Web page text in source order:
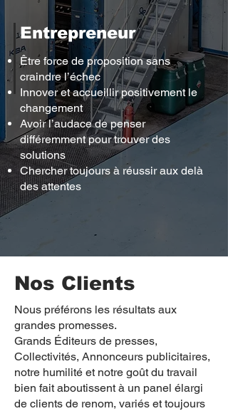
Entrepreneur
Être force de proposition sans
craindre l’échec
Innover et accueillir positivement le
changement
Avoir l’audace de penser
différemment pour trouver des
solutions
Chercher toujours à réussir aux delà
des attentes
Nos Clients
Nous préférons les résultats aux
grandes promesses.
Grands Éditeurs de presses,
Collectivités, Annonceurs publicitaires,
notre humilité et notre goût du travail
bien fait aboutissent à un panel élargi
de clients de renom, variés et toujours